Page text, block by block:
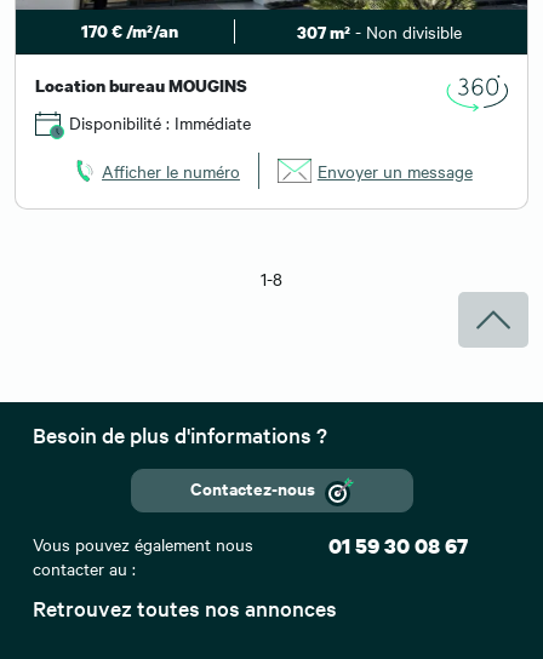
170 € /m²/an 307 m² - Non divisible
Location bureau MOUGINS
Disponibilité : Immédiate
Afficher le numéro Envoyer un message
1-8
Retrouvez toutes nos annonces
Besoin de plus d'informations ?
Contactez-nous
Vous pouvez également nous
contacter au :
01 59 30 08 67